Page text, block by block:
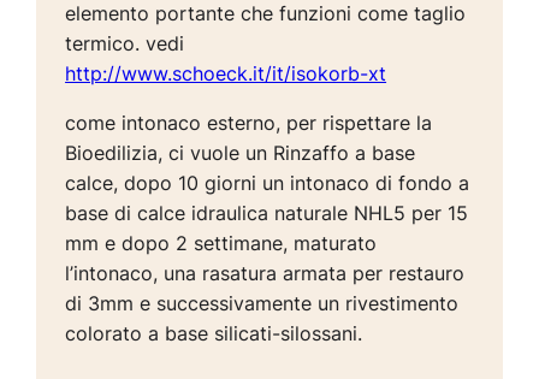
elemento portante che funzioni come taglio
termico. vedi
http://www.schoeck.it/it/isokorb-xt
come intonaco esterno, per rispettare la
Bioedilizia, ci vuole un Rinzaffo a base
calce, dopo 10 giorni un intonaco di fondo a
base di calce idraulica naturale NHL5 per 15
mm e dopo 2 settimane, maturato
l’intonaco, una rasatura armata per restauro
di 3mm e successivamente un rivestimento
colorato a base silicati-silossani.